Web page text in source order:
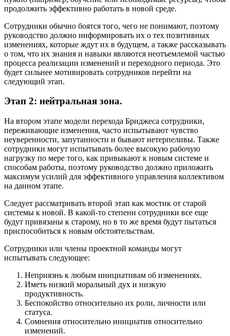
продолжить эффективно работать в новой среде.
Сотрудники обычно боятся того, чего не понимают, поэтому
руководство должно информировать их о тех позитивных
изменениях, которые ждут их в будущем, а также рассказывать
о том, что их знания и навыки являются неотъемлемой частью
процесса реализации изменений и переходного периода. Это
будет сильнее мотивировать сотрудников перейти на
следующий этап.
Этап 2: нейтральная зона.
На втором этапе модели перехода Бриджеса сотрудники,
переживающие изменения, часто испытывают чувство
неуверенности, запутанности и бывают нетерпеливы. Также
сотрудники могут испытывать более высокую рабочую
нагрузку по мере того, как привыкают к новым системе и
способам работы, поэтому руководство должно приложить
максимум усилий для эффективного управления коллективом
на данном этапе.
Следует рассматривать второй этап как мостик от старой
системы к новой. В какой-то степени сотрудники все еще
будут привязаны к старому, но в то же время будут пытаться
приспособиться к новым обстоятельствам.
Сотрудники или члены проектной команды могут
испытывать следующее:
Неприязнь к любым инициативам об изменениях.
Иметь низкий моральный дух и низкую
продуктивность.
Беспокойство относительно их роли, личности или
статуса.
Сомнения относительно инициатив относительно
изменений.